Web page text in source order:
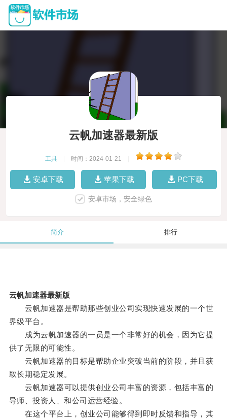
云帆加速器最新版
工具 时间：2024-01-21
安卓下载 苹果下载 PC下载
安卓市场，安全绿色
简介 排行
云帆加速器最新版
云帆加速器是帮助那些创业公司实现快速发展的一个世
界级平台。
成为云帆加速器的一员是一个非常好的机会，因为它提
供了无限的可能性。
云帆加速器的目标是帮助企业突破当前的阶段，并且获
取长期稳定发展。
云帆加速器可以提供创业公司丰富的资源，包括丰富的
导师、投资人、和公司运营经验。
在这个平台上，创业公司能够得到即时反馈和指导，其